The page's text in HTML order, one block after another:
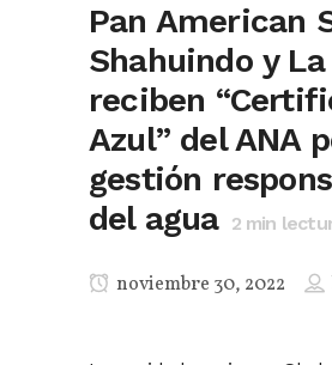
Pan American
Shahuindo y
reciben
Azul” del ANA
gestión
del agua 2min
noviembre 30, 2022